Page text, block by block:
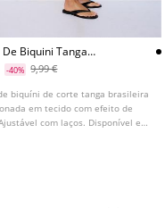
De Biquini Tanga
De Cetim
-40% 9,99 €
biquíni de corte tanga brasileira
em tecido com efeito de
com laços. Disponível em